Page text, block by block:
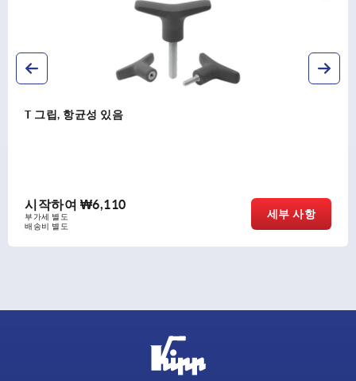
T 그립, 정전기 방지
시작하여₩5,430
부가세 별도
배송비 별도
세부 사항